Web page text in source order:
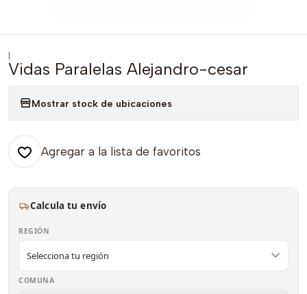
|
Vidas Paralelas Alejandro-cesar
Mostrar stock de ubicaciones
Agregar a la lista de favoritos
Calcula tu envío
REGIÓN
COMUNA